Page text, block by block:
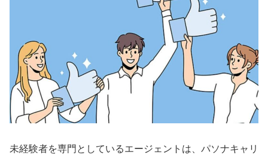
未経験者を専門としているエージェントは、パソナキャリ